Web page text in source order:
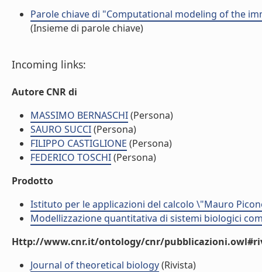
Parole chiave di "Computational modeling of the
(Insieme di parole chiave)
Incoming links:
Autore CNR di
MASSIMO BERNASCHI(Persona)
SAURO SUCCI(Persona)
FILIPPO CASTIGLIONE (Persona)
FEDERICO TOSCHI(Persona)
Prodotto
Istituto per le applicazioni del calcolo \"Mauro
Modellizzazione quantitativa di sistemi biologici
Http://www.cnr.it/ontology/cnr/
Journal of theoretical biology(Rivista)